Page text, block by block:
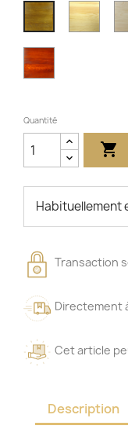
Chêne
Hêtre
laqué
Cerise
Quantité

Habituellement
Transaction
Directement
Cet article
Description